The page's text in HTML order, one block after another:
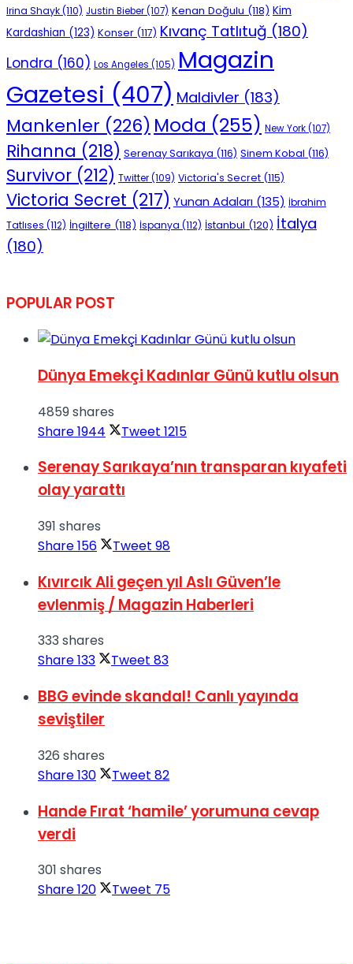
Irina Shayk(110) Justin Bieber(107) Kenan Doğulu (118) Kim
Kardashian (123) Konser (117) Kıvanç Tatlıtuğ (180)
Londra (160) Los Angeles (105) Magazin
Gazetesi (407) Maldivler (183)
Mankenler (226) Moda (255) New York(107)
Rihanna (218) Serenay Sarıkaya (116) Sinem Kobal (116)
Survivor (212) Twitter(109) Victoria's Secret (115)
Victoria Secret (217) Yunan Adaları (135) İbrahim
Tatlıses (112) İngiltere (118) İspanya (112) İstanbul (120) İtalya
(180)
POPULAR POST
Dünya Emekçi Kadınlar Günü kutlu olsun
4859 shares
Share1944 Tweet 1215
Serenay Sarıkaya’nın transparan kıyafeti
olay yarattı
391 shares
Share156 Tweet 98
Kıvırcık Ali geçen yıl Aslı Güven’le
evlenmiş / Magazin Haberleri
333 shares
Share133 Tweet 83
BBG evinde skandal! Canlı yayında
seviştiler
326 shares
Share130 Tweet 82
Hande Fırat ‘hamile’ yorumuna cevap
verdi
301 shares
Share120 Tweet 75